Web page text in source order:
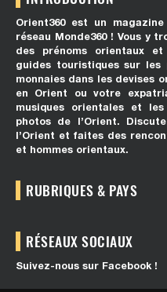
Orient360 est un
réseau Monde360 ! Vous y
des prénoms orientaux
guides touristiques sur les
monnaies dans les devises
en Orient ou votre
musiques orientales et
photos de l’Orient.
l’Orient et faites des
et hommes orientaux.
RUBRIQUES & PAYS
RÉSEAUX SOCIAUX
Suivez-nous sur Facebook !